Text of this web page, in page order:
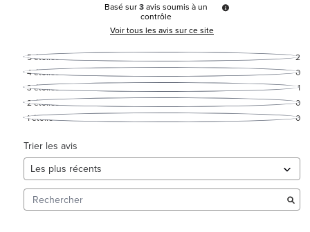
Basé sur3avis soumis à un
contrôle
Voir tous les avis sur ce site
5étoiles
2
4étoiles
0
3étoiles
1
2étoiles
0
1étoile 0
Trier les avis